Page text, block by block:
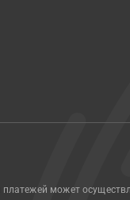
может